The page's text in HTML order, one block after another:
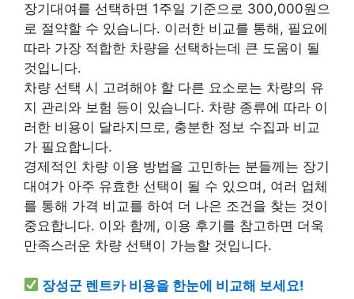
장기대여를 선택하면 1주일 기준으로 300,000원으
로 절약할 수 있습니다. 이러한 비교를 통해, 필요에
따라 가장 적합한 차량을 선택하는데 큰 도움이 될
것입니다.
차량 선택 시 고려해야 할 다른 요소로는 차량의 유
지 관리와 보험 등이 있습니다. 차량 종류에 따라 이
러한 비용이 달라지므로, 충분한 정보 수집과 비교
가 필요합니다.
경제적인 차량 이용 방법을 고민하는 분들께는 장기
대여가 아주 유효한 선택이 될 수 있으며, 여러 업체
를 통해 가격 비교를 하여 더 나은 조건을 찾는 것이
중요합니다. 이와 함께, 이용 후기를 참고하면 더욱
만족스러운 차량 선택이 가능할 것입니다.
장성군 렌트카 비용을 한눈에 비교해 보세요!